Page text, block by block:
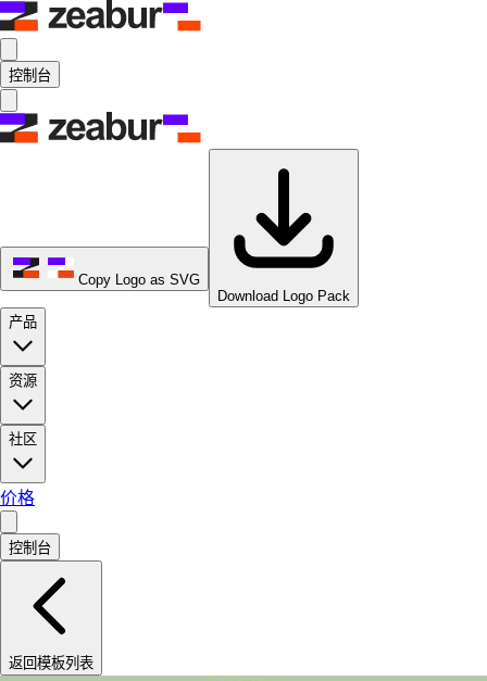
控制台
Copy Logo as SVG
Download Logo Pack
产品
资源
社区
价格
控制台
返回模板列表